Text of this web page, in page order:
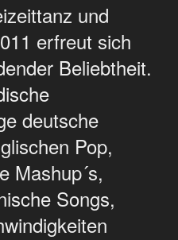
und
erfreut sich
Beliebtheit.
deutsche
Pop,
Mashup´s,
Songs,